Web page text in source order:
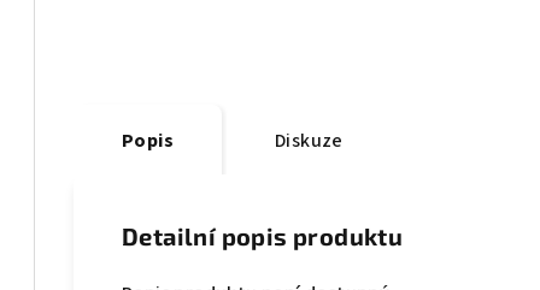
Popis Diskuze
Detailní popis produktu